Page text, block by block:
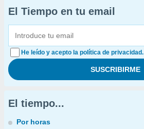
El Tiempo en tu email
He leído y acepto la política de privacidad.
El tiempo...
Por horas